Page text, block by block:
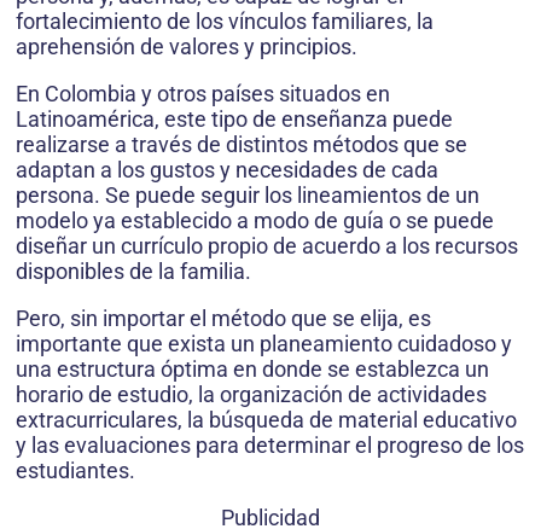
fortalecimiento de los vínculos familiares, la
aprehensión de valores y principios.
En Colombia y otros países situados en
Latinoamérica, este tipo de enseñanza puede
realizarse a través de distintos métodos que se
adaptan a los gustos y necesidades de cada
persona. Se puede seguir los lineamientos de un
modelo ya establecido a modo de guía o se puede
diseñar un currículo propio de acuerdo a los recursos
disponibles de la familia.
Pero, sin importar el método que se elija, es
importante que exista un planeamiento cuidadoso y
una estructura óptima en donde se establezca un
horario de estudio, la organización de actividades
extracurriculares, la búsqueda de material educativo
y las evaluaciones para determinar el progreso de los
estudiantes.
Publicidad